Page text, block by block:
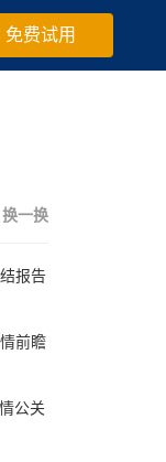
免费试用
换一换
报告
前瞻
公关